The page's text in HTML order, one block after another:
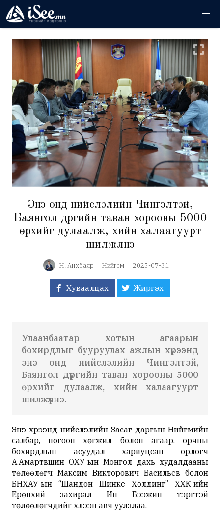
Энэ онд нийслэлийн Чингэлтэй,
Баянгол дүүргийн таван хорооны 5000
өрхийг дулаалж, хийн халаагуурт
шилжүүлнэ
Н. Анхбаяр Нийгэм 2025-07-31
Хуваалцах Жиргэх
Улаанбаатар хотын агаарын
бохирдлыг бууруулах ажлын хүрээнд
энэ онд нийслэлийн Чингэлтэй,
Баянгол дүүргийн таван хорооны 5000
өрхийг дулаалж, хийн халаагуурт
шилжүүлнэ.
Энэ хүрээнд нийслэлийн Засаг даргын Нийгмийн
салбар, ногоон хөгжил болон агаар, орчны
бохирдлын асуудал хариуцсан орлогч
А.Амартүвшин ОХУ-ын Монгол дахь худалдааны
төлөөлөгч Максим Викторович Васильев болон
БНХАУ-ын “Шандон Шинке Холдинг” ХХК-ийн
Ерөнхий захирал Ин Бээжин тэргүүтэй
төлөөлөгчдийг хүлээн авч уулзлаа.